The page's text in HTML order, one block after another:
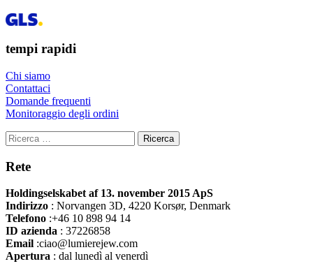
tempi rapidi
Chi siamo
Contattaci
Domande frequenti
Monitoraggio degli ordini
Ricerca
Rete
Holdingselskabet af 13. november 2015 ApS
Indirizzo : Norvangen 3D, 4220 Korsør, Denmark
Telefono :+46 10 898 94 14
ID azienda : 37226858
Email :ciao@lumierejew.com
Apertura : dal lunedì al venerdì